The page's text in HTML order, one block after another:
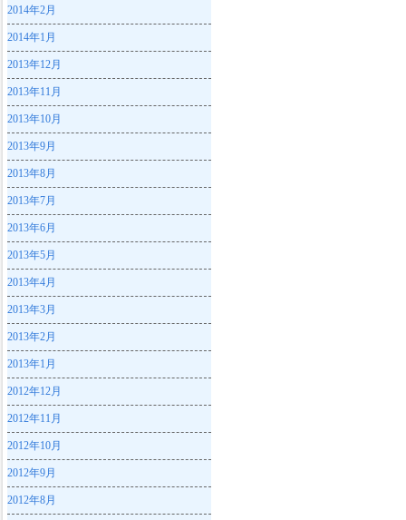
2014年2月
2014年1月
2013年12月
2013年11月
2013年10月
2013年9月
2013年8月
2013年7月
2013年6月
2013年5月
2013年4月
2013年3月
2013年2月
2013年1月
2012年12月
2012年11月
2012年10月
2012年9月
2012年8月